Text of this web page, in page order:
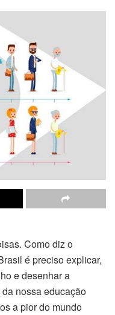
Como diz o
é preciso explicar,
e desenhar a
nossa educação
a pior do mundo